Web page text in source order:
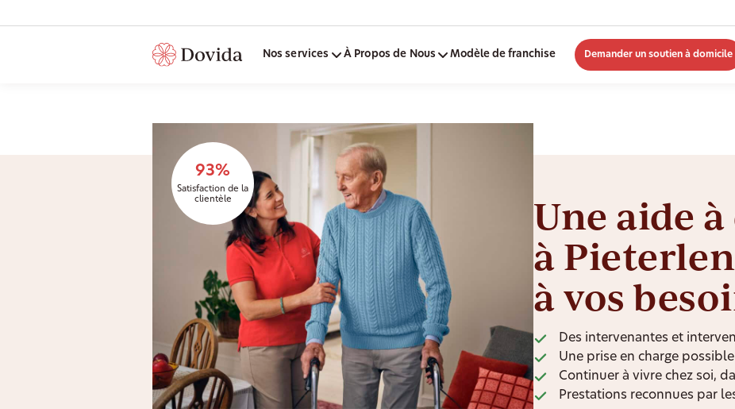
Nos services À Propos de Nous Modèle de franchise Demander un soutien à domicile
93%
Satisfaction de la
clientèle
Une aide
à
à vos
Des intervenantes et
Une prise en charge
Continuer à vivre chez soi,
Prestations reconnues par